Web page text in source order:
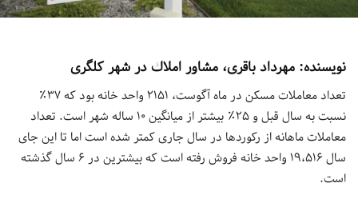
نويسنده: مهرداد باقرى، مشاور املاك در شهر كلگرى
تعداد معاملات مسکن در ماه آگوست، ۲۱۵۱ واحد خانه بود که ۳۷٪
نسبت به سال قبل و ۲۵٪ بیشتر از میانگین ۱۰ ساله شهر است. تعداد
معاملات ماهانه از رکوردها در سال جاری کمتر شده است اما تا این جای
سال ۱۹،۵۱۶ واحد خانه فروش رفته است که بیشترین در ۶ سال گذشته
است.